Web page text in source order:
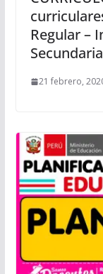
Regular –
21 febrero,